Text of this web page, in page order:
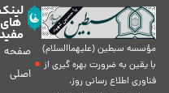
مؤسسه سبطين (عليهماالسلام)
با يقين به ضرورت بهره گیرى از
فناورى اطلاع رسانى روز،
لینک
های
مفید
صفحه
اصلی